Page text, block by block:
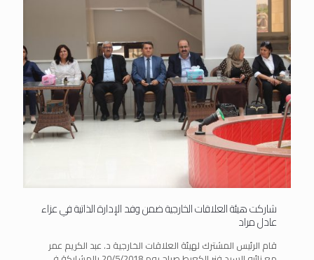
شاركت هيئة العلاقات الخارجية ضمن وفد الإدارة الذاتية في عزاء
عادل مراد
قام الرئيس المشترك لهيئة العلاقات الخارجية د. عبد الكريم عمر